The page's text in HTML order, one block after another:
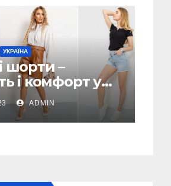
УКРАЇНА
шорти –
і комфорт у
дні
ADMIN